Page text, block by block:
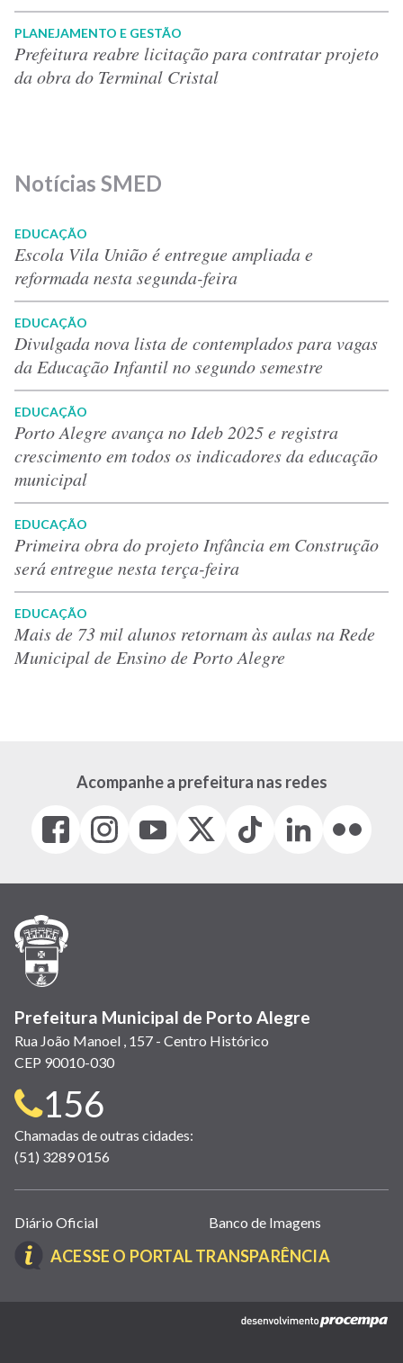
PLANEJAMENTO E GESTÃO
Prefeitura reabre licitação para contratar projeto
da obra do Terminal Cristal
Notícias SMED
EDUCAÇÃO
Escola Vila União é entregue ampliada e
reformada nesta segunda-feira
EDUCAÇÃO
Divulgada nova lista de contemplados para vagas
da Educação Infantil no segundo semestre
EDUCAÇÃO
Porto Alegre avança no Ideb 2025 e registra
crescimento em todos os indicadores da educação
municipal
EDUCAÇÃO
Primeira obra do projeto Infância em Construção
será entregue nesta terça-feira
EDUCAÇÃO
Mais de 73 mil alunos retornam às aulas na Rede
Municipal de Ensino de Porto Alegre
Acompanhe a prefeitura nas redes
Facebook
(link
em
janela)
Instagram
(link
em
(link
em
(Antigo
(link
Tiktok
(link
em
LinkedIn
(link
em
(link
em
Prefeitura Municipal de Porto Alegre
Rua João Manoel , 157 - Centro Histórico
CEP 90010-030
Telefone
para
contato:
156
Chamadas de outras cidades:
(51) 3289 0156
Links
úteis
(abrem
nova
Diário Oficial Banco de Imagens
ACESSE O PORTAL TRANSPARÊNCIA(LINK
EM
NOVA